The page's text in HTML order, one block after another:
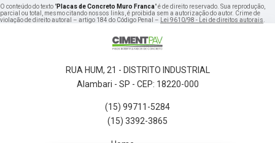
O conteúdo do texto "Placas de Concreto Muro Franca" é de direito reservado. Sua reprodução,
parcial ou total, mesmo citando nossos links, é proibida sem a autorização do autor. Crime de
violação de direito autoral – artigo 184 do Código Penal –
Lei 9610/98 - Lei de direitos autorais
RUA HUM, 21 - DISTRITO INDUSTRIAL
Alambari - SP - CEP: 18220-000
(15) 99711-5284
(15) 3392-3865